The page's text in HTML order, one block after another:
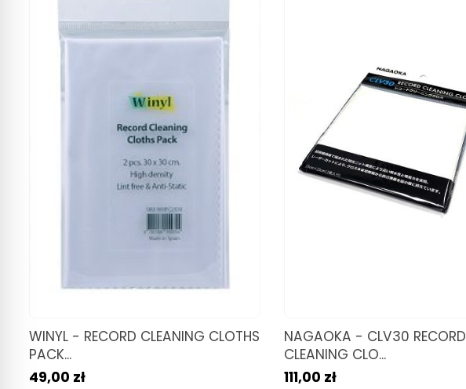
WINYL - RECORD CLEANING CLOTHS
PACK...
49,00 zł
NAGAOKA - CLV30 RECORD
CLEANING CLO...
111,00 zł